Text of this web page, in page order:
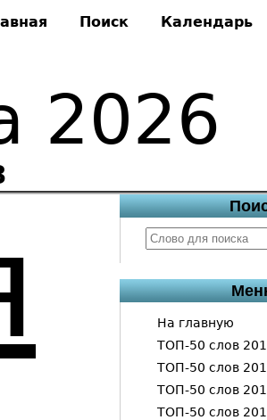
Поиск Календарь
2026
На главную
ТОП-50 слов
ТОП-50 слов
ТОП-50 слов
ТОП-50 слов